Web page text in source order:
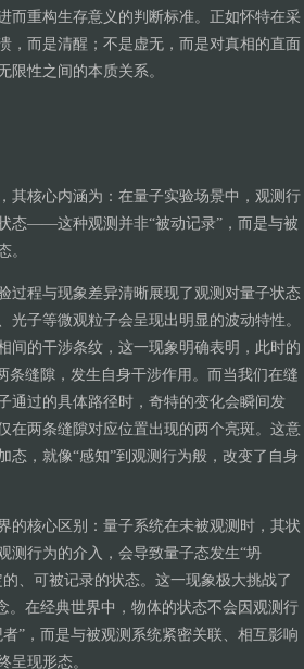
而重构生存意义的判断标准。正如怀特在采
，而是清醒；不是虚无，而是对真相的直面
性之间的本质关系。
其核心内涵为：在量子实验场景中，观测行
态——这种观测并非“被动记录”，而是与被
。
过程与现象差异清晰展现了观测对量子状态
子等微观粒子会呈现出明显的波动特性。
间的干涉条纹，这一现象明确表明，此时的
缝隙，发生自身干涉作用。而当我们在缝
通过的具体路径时，奇特的变化会瞬间发
在两条缝隙对应位置出现的两个亮斑。这意
态，就像“感知”到观测行为般，改变了自身
的核心区别：量子系统在未被观测时，其状
测行为的介入，会导致量子态发生“坍
、可被记录的状态。这一现象极大挑战了
。在经典世界中，物体的状态不会因观测行
”，而是与被观测系统紧密关联、相互影响
呈现形态。